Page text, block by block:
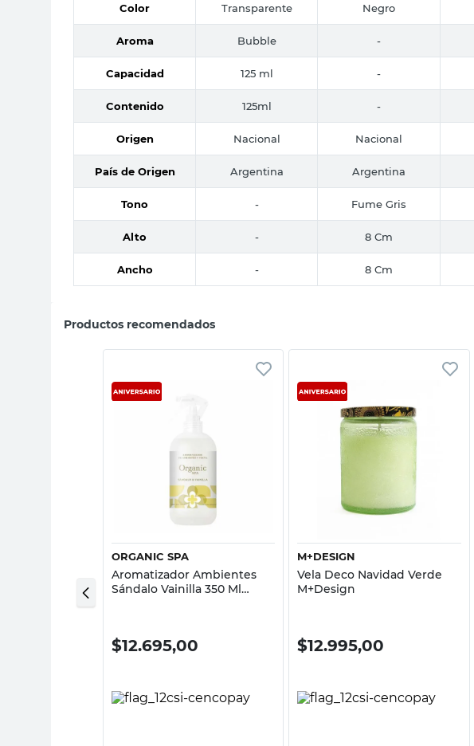
Color Transparente Negro
Aroma Bubble -
Capacidad 125 ml -
Contenido 125ml -
Origen Nacional Nacional
País de Origen Argentina Argentina
Tono - Fume Gris
Alto - 8 Cm
Ancho - 8 Cm
Productos recomendados
Vista rápida
ORGANIC SPA
Aromatizador Ambientes
Sándalo Vainilla 350 Ml
$12.695,00
M+DESIGN
Vela Deco Navidad Verde
M+Design
$12.995,00